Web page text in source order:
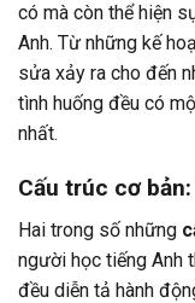
có mà còn thể hiện
Anh. Từ những kế
sửa xảy ra cho đến
tình huống đều có
nhất.
Cấu trúc cơ
Hai trong số những
người học tiếng Anh
đều diễn tả hành